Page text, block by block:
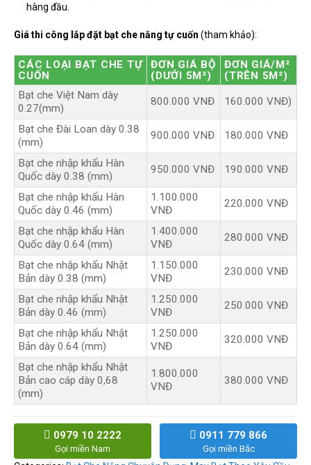
hàng đầu.
Giá thi công lắp đặt bạt che nắng tự cuốn (tham khảo):
CÁC LOẠI BẠT CHE TỰ
CUỐN
ĐƠN GIÁ BỘ
(DƯỚI 5M²)
ĐƠN GIÁ/M²
(TRÊN 5M²)
Bạt che Việt Nam dày
0.27(mm)
800.000 VNĐ 160.000 VNĐ)
Bạt che Đài Loan dày 0.38
(mm)
900.000 VNĐ 180.000 VNĐ
Bạt che nhập khẩu Hàn
Quốc dày 0.38 (mm)
950.000 VNĐ 190.000 VNĐ
Bạt che nhập khẩu Hàn
Quốc dày 0.46 (mm)
1.100.000
VNĐ
220.000 VNĐ
Bạt che nhập khẩu Hàn
Quốc dày 0.64 (mm)
1.400.000
VNĐ
280.000 VNĐ
Bạt che nhập khẩu Nhật
Bản dày 0.38 (mm)
1.150.000
VNĐ
230.000 VNĐ
Bạt che nhập khẩu Nhật
Bản dày 0.46 (mm)
1.250.000
VNĐ
250.000 VNĐ
Bạt che nhập khẩu Nhật
Bản dày 0.64 (mm)
1.250.000
VNĐ
320.000 VNĐ
Bạt che nhập khẩu Nhật
Bản cao cáp dày 0,68
(mm)
1.800.000
VNĐ
380.000 VNĐ
0979 10 2222
Gọi miền Nam
0911 779 866
Gọi miền Bắc